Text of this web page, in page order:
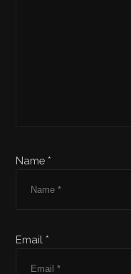
Name *
Email *